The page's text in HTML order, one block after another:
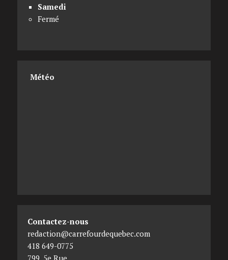
Samedi
Fermé
Météo
Contactez-nous
redaction@carrefourdequebec.com
418 649-0775